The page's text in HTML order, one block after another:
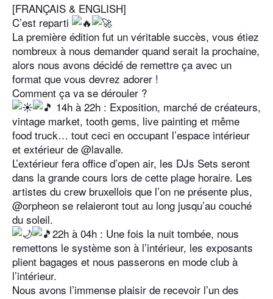
[FRANÇAIS & ENGLISH]
C’est reparti
La première édition fut un véritable succès, vous étiez
nombreux à nous demander quand serait la prochaine,
alors nous avons décidé de remettre ça avec un
format que vous devrez adorer !
Comment ça va se dérouler ?
14h à 22h : Exposition, marché de créateurs,
vintage market, tooth gems, live painting et même
food truck… tout ceci en occupant l’espace intérieur
et extérieur de @lavalle.
L’extérieur fera office d’open air, les DJs Sets seront
dans la grande cours lors de cette plage horaire. Les
artistes du crew bruxellois que l’on ne présente plus,
@orpheon se relaieront tout au long jusqu’au couché
du soleil.
22h à 04h : Une fois la nuit tombée, nous
remettons le système son à l’intérieur, les exposants
plient bagages et nous passerons en mode club à
l’intérieur.
Nous avons l’immense plaisir de recevoir l’un des